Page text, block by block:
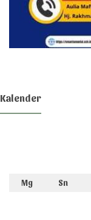
Kalender
Mg Sn